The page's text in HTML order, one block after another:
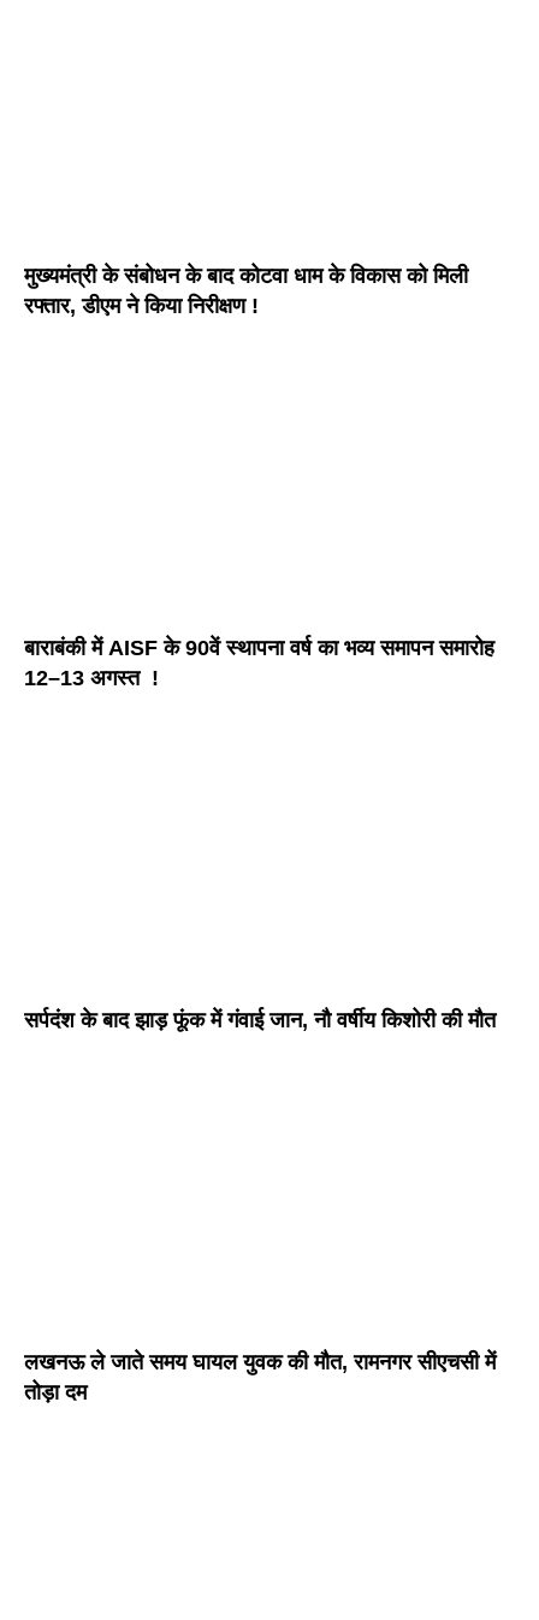
मुख्यमंत्री के संबोधन के बाद कोटवा धाम के विकास को मिली
रफ्तार, डीएम ने किया निरीक्षण !
बाराबंकी में AISF के 90वें स्थापना वर्ष का भव्य समापन समारोह
12–13 अगस्त !
सर्पदंश के बाद झाड़ फूंक में गंवाई जान, नौ वर्षीय किशोरी की मौत
लखनऊ ले जाते समय घायल युवक की मौत, रामनगर सीएचसी में
तोड़ा दम